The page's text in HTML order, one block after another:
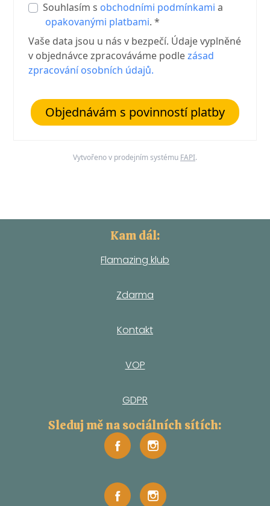
Souhlasím s obchodními podmínkami a
opakovanými platbami. *
Vaše data jsou u nás v bezpečí. Údaje vyplněné
v objednávce zpracováváme podlezásad
zpracování osobních údajů.
Objednávám s povinností platby
Vytvořeno v prodejním systému FAPI.
Kam dál:
Flamazing klub
Zdarma
Kontakt
VOP
GDPR
Sleduj mě na sociálních sítích: